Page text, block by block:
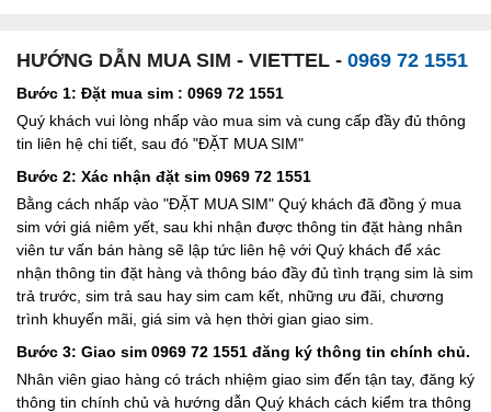
HƯỚNG DẪN MUA SIM - VIETTEL - 0969 72 1551
Bước 1: Đặt mua sim : 0969 72 1551
Quý khách vui lòng nhấp vào mua sim và cung cấp đầy đủ thông
tin liên hệ chi tiết, sau đó "ĐẶT MUA SIM"
Bước 2: Xác nhận đặt sim 0969 72 1551
Bằng cách nhấp vào "ĐẶT MUA SIM" Quý khách đã đồng ý mua
sim với giá niêm yết, sau khi nhận được thông tin đặt hàng nhân
viên tư vấn bán hàng sẽ lập tức liên hệ với Quý khách để xác
nhận thông tin đặt hàng và thông báo đầy đủ tình trạng sim là sim
trả trước, sim trả sau hay sim cam kết, những ưu đãi, chương
trình khuyến mãi, giá sim và hẹn thời gian giao sim.
Bước 3: Giao sim 0969 72 1551 đăng ký thông tin chính chủ.
Nhân viên giao hàng có trách nhiệm giao sim đến tận tay, đăng ký
thông tin chính chủ và hướng dẫn Quý khách cách kiểm tra thông